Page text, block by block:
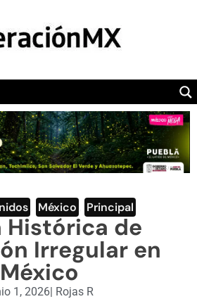
POLÍTICA
CAMALEÓN
OPINIÓN
DEPORTES
SECTION
VIDEOS
México Principal
Histórica de
Irregular en
México
1, 2026| Rojas R